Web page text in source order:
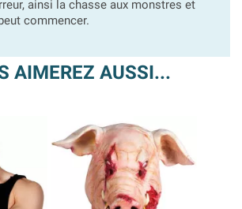
ainsi la chasse aux monstres et
commencer.
AIMEREZ AUSSI...